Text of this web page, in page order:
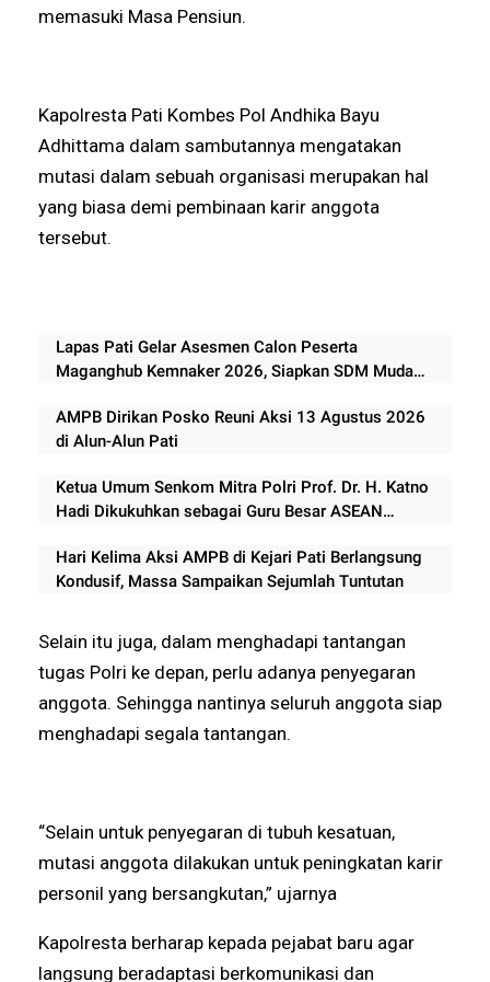
memasuki Masa Pensiun.
Kapolresta Pati Kombes Pol Andhika Bayu
Adhittama dalam sambutannya mengatakan
mutasi dalam sebuah organisasi merupakan hal
yang biasa demi pembinaan karir anggota
tersebut.
Lapas Pati Gelar Asesmen Calon Peserta
Maganghub Kemnaker 2026, Siapkan SDM Muda
AMPB Dirikan Posko Reuni Aksi 13 Agustus 2026
di Alun-Alun Pati
Ketua Umum Senkom Mitra Polri Prof. Dr. H. Katno
Hadi Dikukuhkan sebagai Guru Besar ASEAN
Hari Kelima Aksi AMPB di Kejari Pati Berlangsung
Kondusif, Massa Sampaikan Sejumlah Tuntutan
Selain itu juga, dalam menghadapi tantangan
tugas Polri ke depan, perlu adanya penyegaran
anggota. Sehingga nantinya seluruh anggota siap
menghadapi segala tantangan.
“Selain untuk penyegaran di tubuh kesatuan,
mutasi anggota dilakukan untuk peningkatan karir
personil yang bersangkutan,” ujarnya
Kapolresta berharap kepada pejabat baru agar
langsung beradaptasi berkomunikasi dan